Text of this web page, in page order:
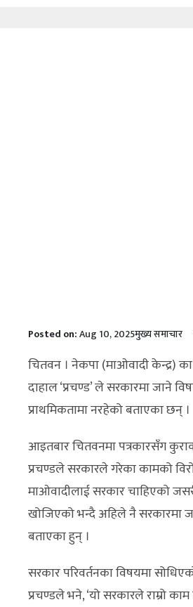
Posted on:Aug 10, 2025मुख्य समाचार
चितवन । नेकपा (माओवादी केन्द्र)
दाहाल ‘प्रचण्ड’ ले सरकारमा जाने
प्राथमिकतामा नरहेको बताएका छन् ।
आइतबार चितवनमा पत्रकारसँग
प्रचण्डले सरकारले गरेका कामको
माओवादीलाई सरकार चाहिएको
खोजिएको भन्दै अहिले नै सरकारमा
बताएका हुन् ।
सरकार परिवर्तनका विषयमा
प्रचण्डले भने, ‘यो सरकारले राम्रो